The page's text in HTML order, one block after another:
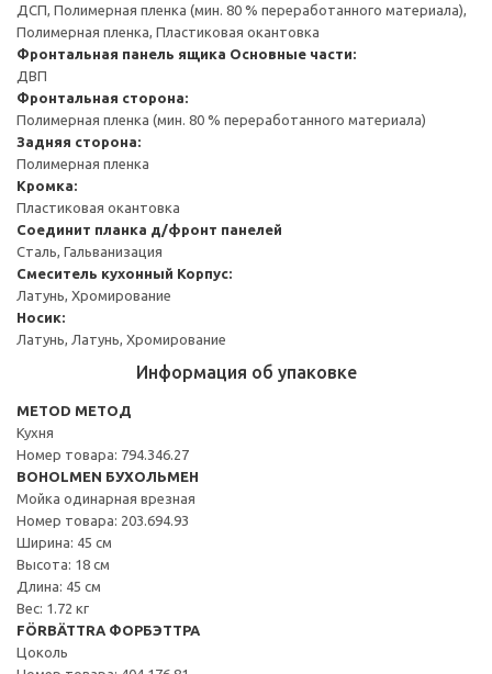
ДСП, Полимерная пленка (мин. 80 % переработанного материала),
Полимерная пленка, Пластиковая окантовка
Фронтальная панель ящика Основные части:
ДВП
Фронтальная сторона:
Полимерная пленка (мин. 80 % переработанного материала)
Задняя сторона:
Полимерная пленка
Кромка:
Пластиковая окантовка
Соединит планка д/фронт панелей
Сталь, Гальванизация
Смеситель кухонный Корпус:
Латунь, Хромирование
Носик:
Латунь, Латунь, Хромирование
Информация об упаковке
METOD МЕТОД
Кухня
Номер товара: 794.346.27
BOHOLMEN БУХОЛЬМЕН
Мойка одинарная врезная
Номер товара: 203.694.93
Ширина: 45 см
Высота: 18 см
Длина: 45 см
Вес: 1.72 кг
FÖRBÄTTRA ФОРБЭТТРА
Цоколь